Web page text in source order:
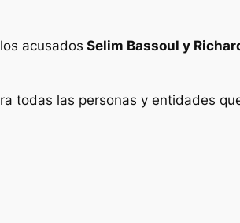
acusados Selim Bassoul y
todas las personas y entidades